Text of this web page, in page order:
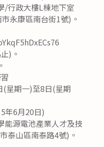
/行政大樓L棟地下室
永康區南台街1號)。
)。
(星期一)至8日(星期
年6月20日)
能源電池產業人才及技
泰山區南泰路4號)。